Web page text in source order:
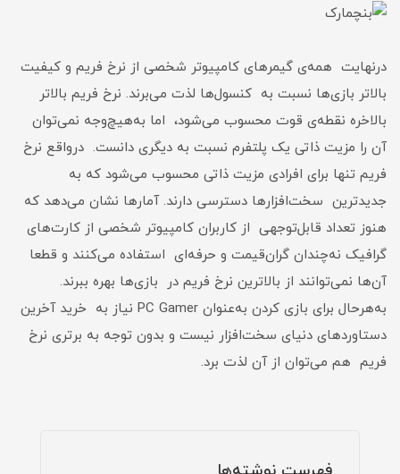
درنهایت همه‌ی گیمرهای کامپیوتر شخصی از نرخ فریم و کیفیت
بالاتر بازی‌ها نسبت به کنسول‌ها لذت می‌برند. نرخ فریم بالاتر
بالاخره نقطه‌ی قوت محسوب می‌شود، اما به‌هیچ‌وجه نمی‌توان
آن را مزیت ذاتی یک پلتفرم نسبت به دیگری دانست. درواقع نرخ
فریم تنها برای افرادی مزیت ذاتی محسوب می‌شود که به
جدیدترین سخت‌‌افزارها دسترسی دارند. آمارها نشان می‌دهد که
هنوز تعداد قابل‌توجهی از کاربران کامپیوتر شخصی از کارت‌های
گرافیک نه‌چندان گران‌قیمت و حرفه‌ای استفاده می‌کنند و قطعا
آن‌ها نمی‌توانند از بالاترین نرخ فریم‌ در بازی‌ها بهره ببرند.
به‌هرحال برای بازی کردن به‌عنوان PC Gamer نیاز به خرید آخرین
دستاوردهای دنیای سخت‌افزار نیست و بدون توجه به برتری نرخ
فریم هم می‌توان از آن لذت برد.